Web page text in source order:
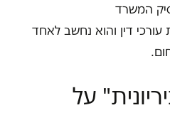
המשרד
דין והוא נחשב לאחד
על